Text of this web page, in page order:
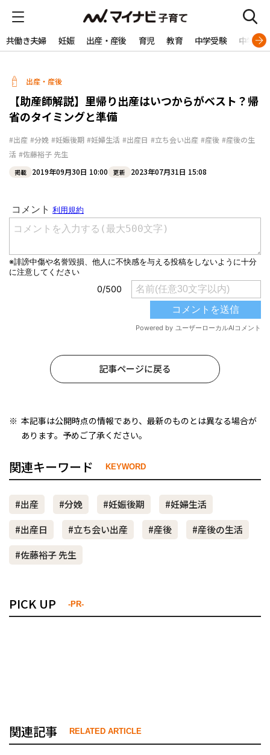
共働き夫婦 妊娠 出産・産後 育児 教育 中学受験 中学生
出産・産後
【助産師解説】里帰り出産はいつからがベスト？帰
省のタイミングと準備
#出産 #分娩 #妊娠後期 #妊婦生活 #出産日 #立ち会い出産 #産後 #産後の生
活 #佐藤裕子 先生
掲載 2019年09月30日 10:00 更新 2023年07月31日 15:08
記事ページに戻る
本記事は公開時点の情報であり、最新のものとは異なる場合が
あります。予めご了承ください。
関連キーワード KEYWORD
#出産 #分娩 #妊娠後期
#妊婦生活
#出産日
#立ち会い出産 #産後
#産後の生活
#佐藤裕子 先生
PICK UP -PR-
関連記事 RELATED ARTICLE